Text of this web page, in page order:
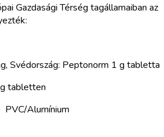
Gazdasági Térség tagállamaiban az
Svédország: Peptonorm 1 g tabletta
tabletten
Alumínium